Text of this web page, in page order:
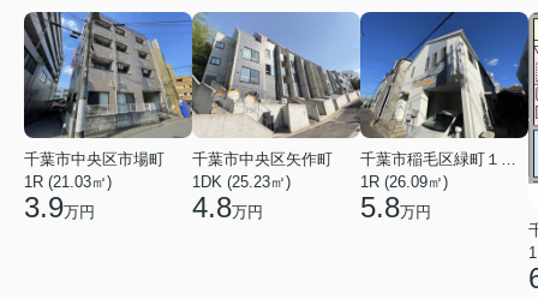
千葉市中央区市場町
1R (21.03㎡)
3.9万円
千葉市中央区矢作町
1DK (25.23㎡)
4.8万円
千葉市稲毛区緑町１丁目
1R (26.09㎡)
5.8万円